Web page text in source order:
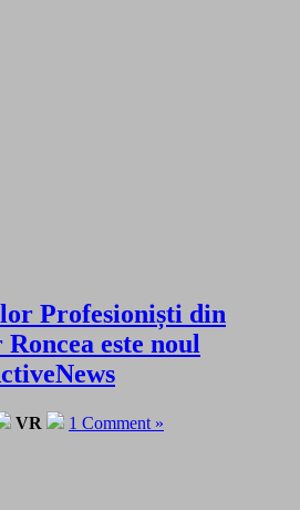
Profesioniști din
este noul
VR 1 Comment »